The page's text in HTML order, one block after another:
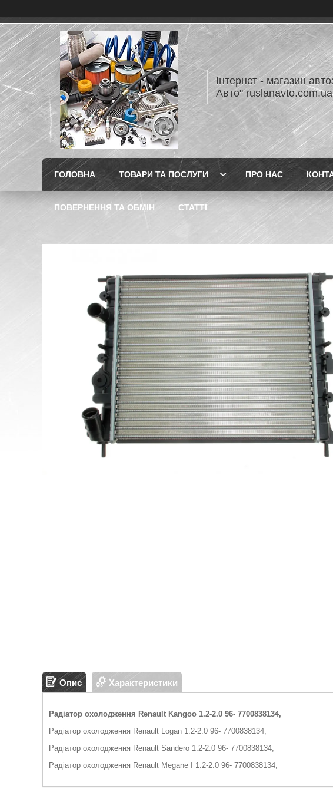
Інтернет - магазин
Авто" ruslanavto.com.ua
ГОЛОВНА ТОВАРИ ТА ПОСЛУГИ ПРО НАС
ПОВЕРНЕННЯ ТА ОБМІН СТАТТІ
Опис Характеристики
Радіатор охолодження Renault Kangoo 1.2-2.0 96- 7700838134,
Радіатор охолодження Renault Logan 1.2-2.0 96- 7700838134,
Радіатор охолодження Renault Sandero 1.2-2.0 96- 7700838134,
Радіатор охолодження Renault Megane I 1.2-2.0 96- 7700838134,